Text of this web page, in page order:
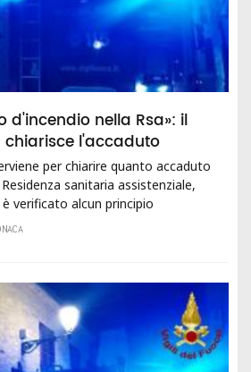
d'incendio nella Rsa»: il
chiarisce l'accaduto
per chiarire quanto accaduto
sanitaria assistenziale,
verificato alcun principio
struttura...